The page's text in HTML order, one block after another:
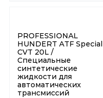
PROFESSIONAL
HUNDERT ATF Special
CVT 20L /
Специальные
синтетические
жидкости для
автоматических
трансмиссий